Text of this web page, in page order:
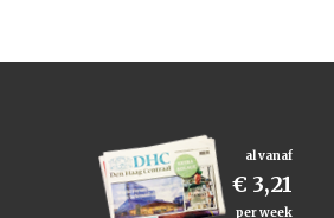
al vanaf
€ 3,21
per week